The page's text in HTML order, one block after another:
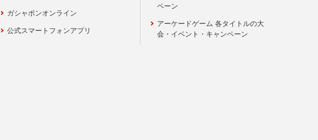
ガシャポンオンライン
公式スマートフォンアプリ
ペーン
アーケードゲーム 各タイトルの大
会・イベント・キャンペーン